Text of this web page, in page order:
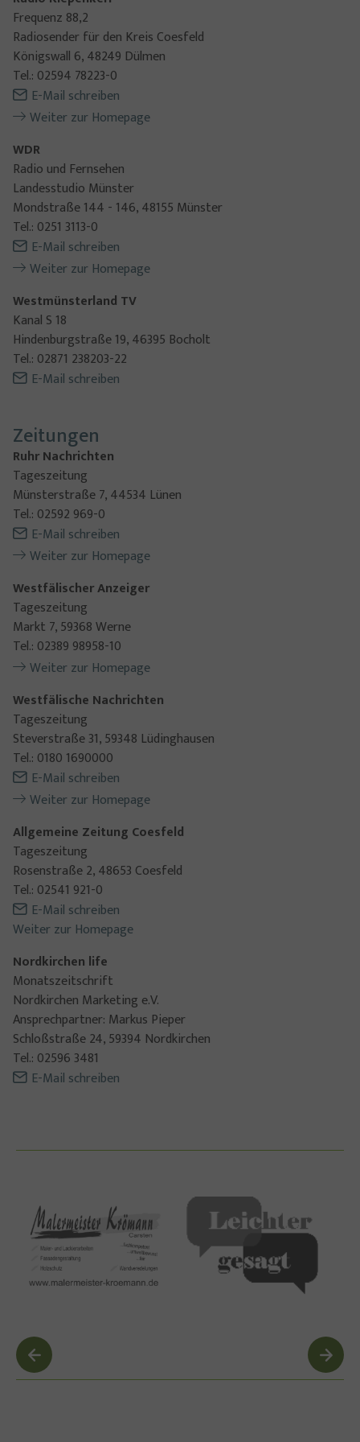
Frequenz 88,2
Radiosender für den Kreis Coesfeld
Königswall 6, 48249 Dülmen
Tel.: 02594 78223-0
E-Mail schreiben
Weiter zur Homepage
WDR
Radio und Fernsehen
Landesstudio Münster
Mondstraße 144 - 146, 48155 Münster
Tel.: 0251 3113-0
E-Mail schreiben
Weiter zur Homepage
Westmünsterland TV
Kanal S 18
Hindenburgstraße 19, 46395 Bocholt
Tel.: 02871 238203-22
E-Mail schreiben
Zeitungen
Ruhr Nachrichten
Tageszeitung
Münsterstraße 7, 44534 Lünen
Tel.: 02592 969-0
E-Mail schreiben
Weiter zur Homepage
Westfälischer Anzeiger
Tageszeitung
Markt 7, 59368 Werne
Tel.: 02389 98958-10
Weiter zur Homepage
Westfälische Nachrichten
Tageszeitung
Steverstraße 31, 59348 Lüdinghausen
Tel.: 0180 1690000
E-Mail schreiben
Weiter zur Homepage
Allgemeine Zeitung Coesfeld
Tageszeitung
Rosenstraße 2, 48653 Coesfeld
Tel.: 02541 921-0
E-Mail schreiben
Weiter zur Homepage
Nordkirchen life
Monatszeitschrift
Nordkirchen Marketing e.V.
Ansprechpartner: Markus Pieper
Schloßstraße 24, 59394 Nordkirchen
Tel.: 02596 3481
E-Mail schreiben